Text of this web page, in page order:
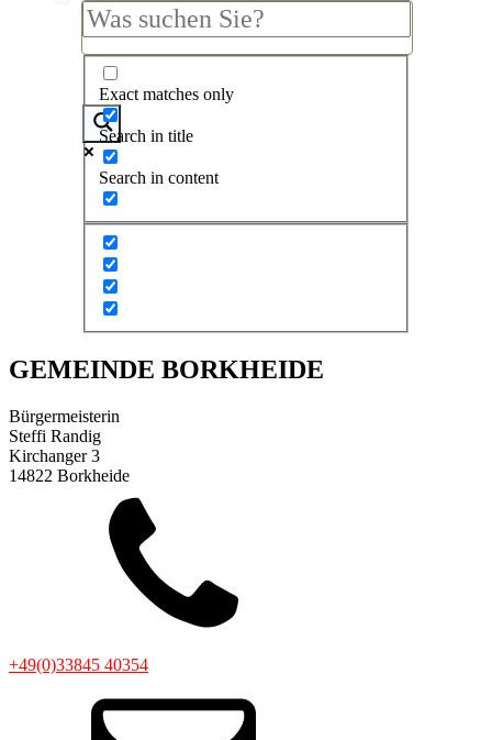
Exact matches only
Search in title
Search in content
GEMEINDE BORKHEIDE
Bürgermeisterin
Steffi Randig
Kirchanger 3
14822 Borkheide
+49(0)33845 40354